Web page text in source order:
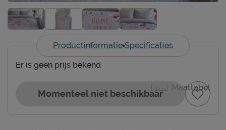
Productinformatie Specificaties
Maattabel
Er is geen prijs bekend
Momenteel niet beschikbaar